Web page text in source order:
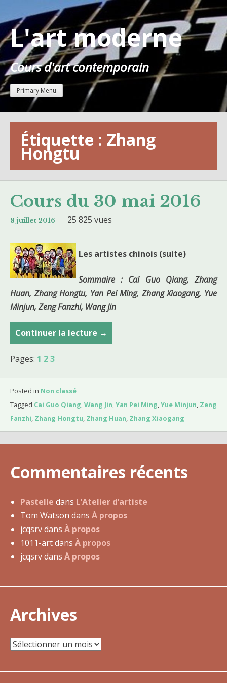
to
content
L'art moderne
Cours d'art contemporain
Primary Menu
Étiquette : Zhang
Hongtu
Cours du 30 mai 2016
8 juillet 2016 25 825 vues
Les artistes chinois (suite)
Sommaire : Cai Guo Qiang, Zhang
Huan, Zhang Hongtu, Yan Pei Ming, Zhang Xiaogang, Yue
Minjun, Zeng Fanzhi, Wang Jin
Continuer la lecture C
o
d
u
3
0
a
2
0
6
→
Pages: 1 23
Posted in Non classé
Tagged Cai Guo Qiang,Wang Jin,Yan Pei Ming,Yue Minjun, Zeng
Fanzhi, Zhang Hongtu, Zhang Huan, Zhang Xiaogang
Commentaires récents
Pastelle dans L’Atelier d’artiste
Tom Watson dans À propos
jcqsrvdans À propos
1011-artdans À propos
jcqsrvdans À propos
Archives
Archives